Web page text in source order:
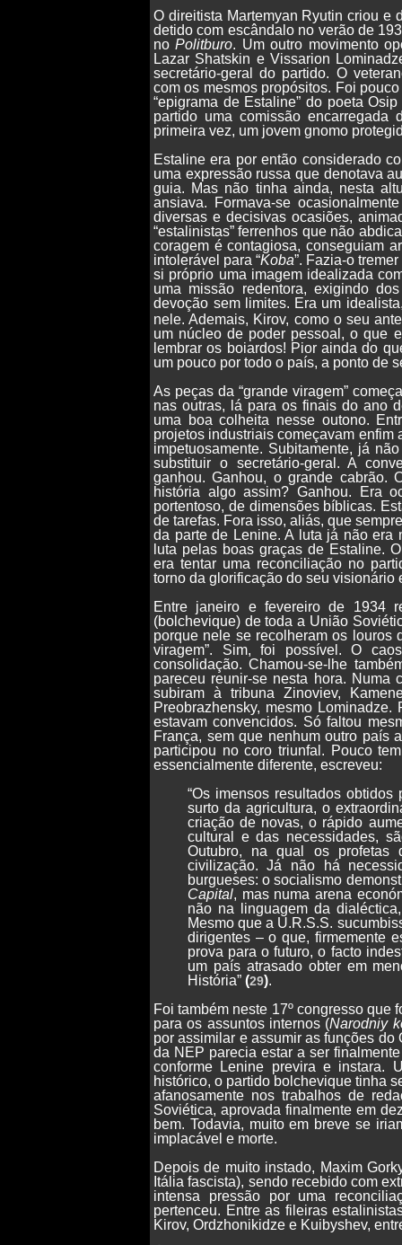
O direitista Martemyan Ryutin criou e
detido com escândalo no verão de
noPolitburo. Um outro movimento
Lazar Shatskin e Vissarion
secretário-geral do partido. O
com os mesmos propósitos. Foi
“epigrama de Estaline” do poeta
partido uma comissão
primeira vez, um jovem gnomo
Estaline era por então considerado
uma expressão russa que denotava
guia. Mas não tinha ainda, nesta
ansiava. Formava-se
diversas e decisivas ocasiões,
“estalinistas” ferrenhos que não
coragem é contagiosa, conseguiam
intolerável para “Koba”. Fazia-o
si próprio uma imagem idealizada
uma missão redentora, exigindo
devoção sem limites. Era um
nele. Ademais, Kirov, como o seu
um núcleo de poder pessoal, o que
lembrar os boiardos! Pior ainda do
um pouco por todo o país, a ponto de
As peças da “grande viragem”
nas outras, lá para os finais do ano
uma boa colheita nesse outono.
projetos industriais começavam enfim
impetuosamente. Subitamente, já
substituir o secretário-geral. A
ganhou. Ganhou, o grande
história algo assim? Ganhou. Era
portentoso, de dimensões bíblicas.
de tarefas. Fora isso, aliás, que
da parte de Lenine. A luta já não era
luta pelas boas graças de Estaline.
era tentar uma reconciliação no
torno da glorificação do seu visionário
Entre janeiro e fevereiro de 1934
(bolchevique) de toda a União
porque nele se recolheram os louros
viragem”. Sim, foi possível. O
consolidação. Chamou-se-lhe
pareceu reunir-se nesta hora. Numa
subiram à tribuna Zinoviev,
Preobrazhensky, mesmo
estavam convencidos. Só faltou
França, sem que nenhum outro país
participou no coro triunfal. Pouco
essencialmente diferente, escreveu:
“Os imensos resultados
surto da agricultura, o
criação de novas, o rápido
cultural e das necessidades,
Outubro, na qual os profetas
civilização. Já não há
burgueses: o socialismo
Capital, mas numa arena
não na linguagem da
Mesmo que a U.R.S.S.
dirigentes – o que, firmemente
prova para o futuro, o facto
um país atrasado obter em
História” (29).
Foi também neste 17º congresso
para os assuntos internos (Narodniy
por assimilar e assumir as funções do
da NEP parecia estar a ser
conforme Lenine previra e instara.
histórico, o partido bolchevique tinha
afanosamente nos trabalhos de
Soviética, aprovada finalmente em
bem. Todavia, muito em breve se
implacável e morte.
Depois de muito instado, Maxim
Itália fascista), sendo recebido com
intensa pressão por uma
pertenceu. Entre as fileiras
Kirov, Ordzhonikidze e Kuibyshev,